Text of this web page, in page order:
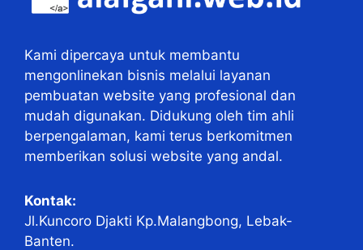
Kami dipercaya untuk membantu
mengonlinekan bisnis melalui layanan
pembuatan website yang profesional dan
mudah digunakan. Didukung oleh tim ahli
berpengalaman, kami terus berkomitmen
memberikan solusi website yang andal.
Kontak:
Jl.Kuncoro Djakti Kp.Malangbong, Lebak-
Banten.